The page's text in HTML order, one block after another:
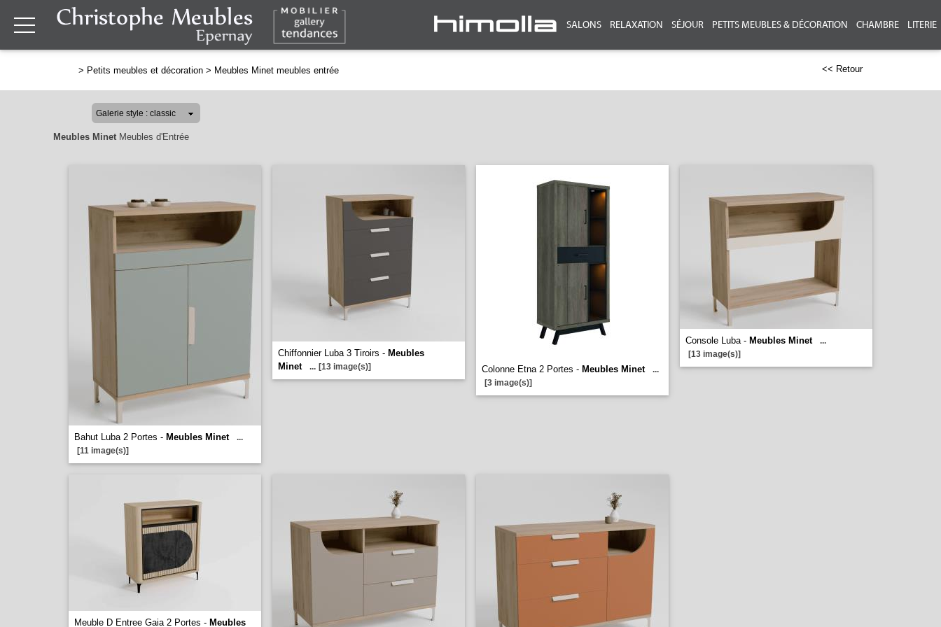
SALONS RELAXATION SÉJOUR PETITS MEUBLES & DÉCORATION CHAMBRE LITERIE
> Petits meubles et décoration > Meubles Minet meubles entrée << Retour
Meubles Minet Meubles d'Entrée
Bahut Luba 2 Portes - Meubles Minet
...
[11 image(s)]
Chiffonnier Luba 3 Tiroirs - Meubles
Minet
... [13 image(s)] Colonne Etna 2 Portes - Meubles Minet
...
[3 image(s)]
Console Luba - Meubles Minet
...
[13 image(s)]
Meuble D Entree Gaia 2 Portes - Meubles